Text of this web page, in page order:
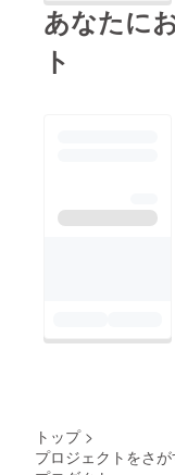
あなたに
ト
トップ >
プロジェクトをさが